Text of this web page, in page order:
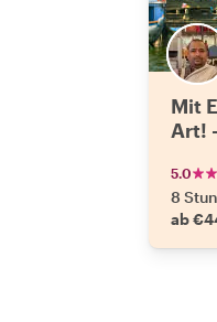
Mit
Art!
5.0
8
ab